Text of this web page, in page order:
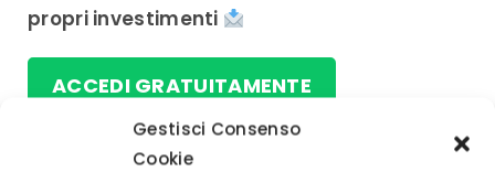
Gestisci Consenso
Cookie
propri investimenti
ACCEDI GRATUITAMENTE